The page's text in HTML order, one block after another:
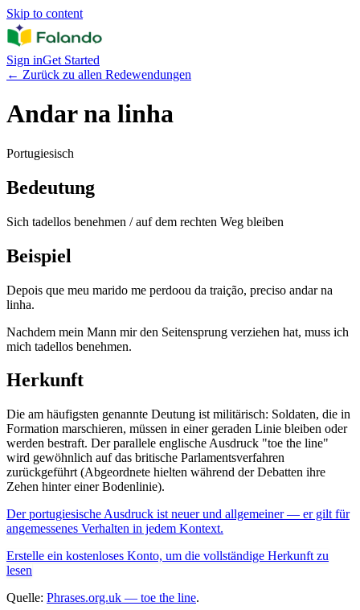
Skip to content
Sign inGet Started
← Zurück zu allen Redewendungen
Andar na linha
Portugiesisch
Bedeutung
Sich tadellos benehmen / auf dem rechten Weg bleiben
Beispiel
Depois que meu marido me perdoou da traição, preciso andar na
linha.
Nachdem mein Mann mir den Seitensprung verziehen hat, muss ich
mich tadellos benehmen.
Herkunft
Die am häufigsten genannte Deutung ist militärisch: Soldaten, die in
Formation marschieren, müssen in einer geraden Linie bleiben oder
werden bestraft. Der parallele englische Ausdruck "toe the line"
wird gewöhnlich auf das britische Parlamentsverfahren
zurückgeführt (Abgeordnete hielten während der Debatten ihre
Zehen hinter einer Bodenlinie).
Der portugiesische Ausdruck ist neuer und allgemeiner — er gilt für
angemessenes Verhalten in jedem Kontext.
Erstelle ein kostenloses Konto, um die vollständige Herkunft zu
lesen
Quelle: Phrases.org.uk — toe the line.